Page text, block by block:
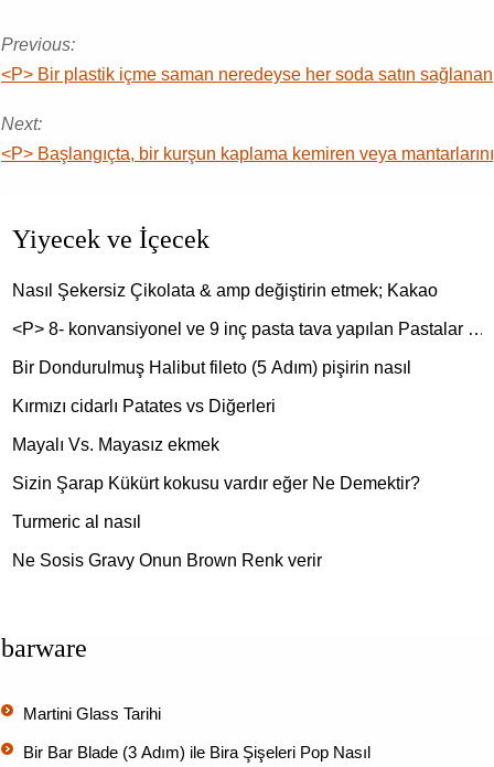
Previous:
<P> Bir plastik içme saman neredeyse her soda satın
Next:
<P> Başlangıçta, bir kurşun kaplama kemiren veya
Yiyecek ve İçecek
Nasıl Şekersiz Çikolata & amp değiştirin etmek; Kakao
<P> 8- konvansiyonel ve 9 inç pasta tava yapılan Pastalar …
Bir Dondurulmuş Halibut fileto (5 Adım) pişirin nasıl
Kırmızı cidarlı Patates vs Diğerleri
Mayalı Vs. Mayasız ekmek
Sizin Şarap Kükürt kokusu vardır eğer Ne Demektir?
Turmeric al nasıl
Ne Sosis Gravy Onun Brown Renk verir
barware
Martini Glass Tarihi
Bir Bar Blade (3 Adım) ile Bira Şişeleri Pop Nasıl